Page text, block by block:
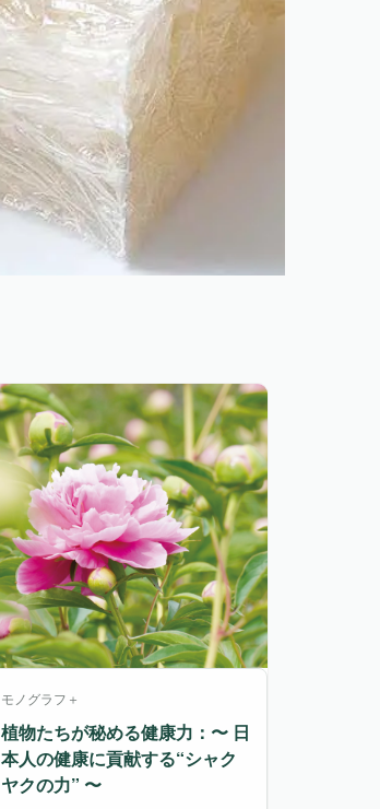
モノグラフ＋
植物たちが秘める健康力：〜 日
本人の健康に貢献する“シャク
ヤクの力” 〜